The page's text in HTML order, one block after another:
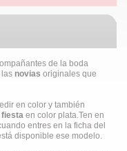
de la boda
las novias originales que
en color y también
fiesta en color plata.Ten en
entres en la ficha del
disponible ese modelo.